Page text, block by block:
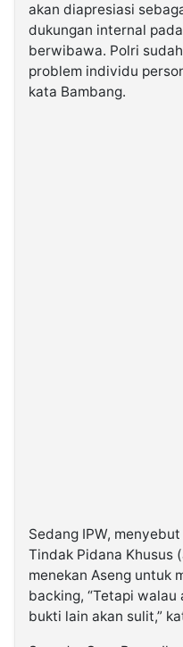
akan diapresiasi
dukungan internal
berwibawa. Polri
problem individu
kata Bambang.
Sedang IPW,
Tindak Pidana Khusus
menekan Aseng untuk
backing, “Tetapi
bukti lain akan sulit,”